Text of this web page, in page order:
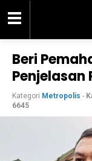
Beri
Penjelasan
Kategori Metropolis -
6645